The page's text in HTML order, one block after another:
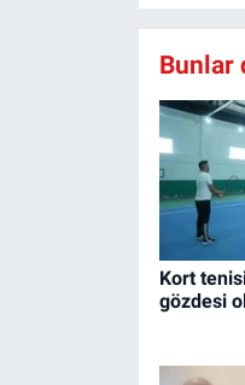
Bunlar
Kort
gözdesi